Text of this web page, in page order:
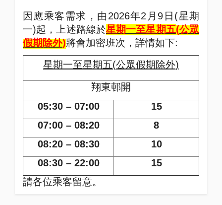
因應乘客需求，由 2026年2 月 9 日 (星期
一)起，上述路線於星期一至星期五(公眾
假期除外)將會加密班次，詳情如下:
星期一至星期五(公眾假期除外)
翔東邨開
05:30 – 07:00
15
07:00 – 08:20
8
08:20 – 08:30
10
08:30 – 22:00
15
請各位乘客留意。